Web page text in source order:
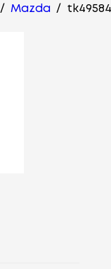
/ Mazda /